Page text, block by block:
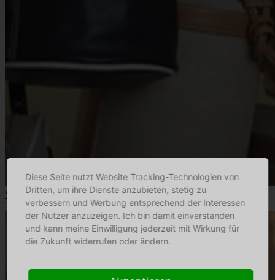
Sagan Vienna
Taschen und Accessoires
Diese Seite nutzt Website Tracking-Technologien von
Dritten, um ihre Dienste anzubieten, stetig zu
verbessern und Werbung entsprechend der Interessen
der Nutzer anzuzeigen. Ich bin damit einverstanden
und kann meine Einwilligung jederzeit mit Wirkung für
die Zukunft widerrufen oder ändern.